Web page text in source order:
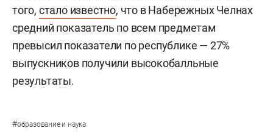
того, стало известно, что в Набережных Челнах
средний показатель по всем предметам
превысил показатели по республике — 27%
выпускников получили высокобалльные
результаты.
#образование и наука